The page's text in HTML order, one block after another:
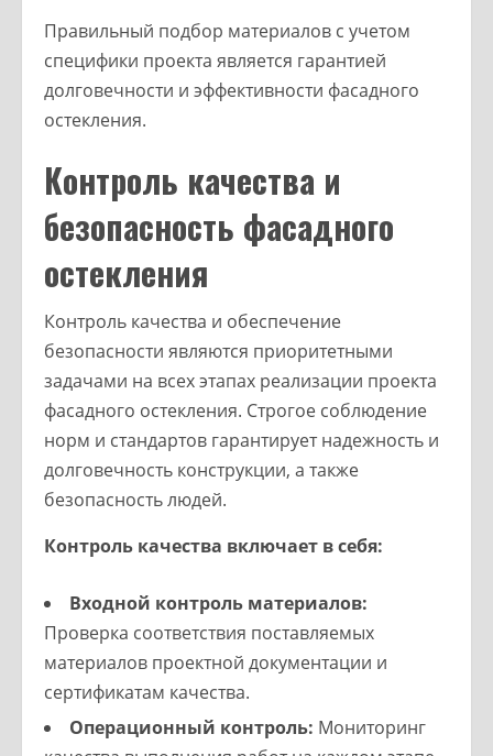
Правильный подбор материалов с учетом
специфики проекта является гарантией
долговечности и эффективности фасадного
остекления.
Контроль качества и
безопасность фасадного
остекления
Контроль качества и обеспечение
безопасности являются приоритетными
задачами на всех этапах реализации проекта
фасадного остекления. Строгое соблюдение
норм и стандартов гарантирует надежность и
долговечность конструкции, а также
безопасность людей.
Контроль качества включает в себя:
Входной контроль материалов:
Проверка соответствия поставляемых
материалов проектной документации и
сертификатам качества.
Операционный контроль: Мониторинг